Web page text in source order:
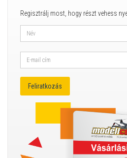
Regisztrálj most, hogy részt vehess